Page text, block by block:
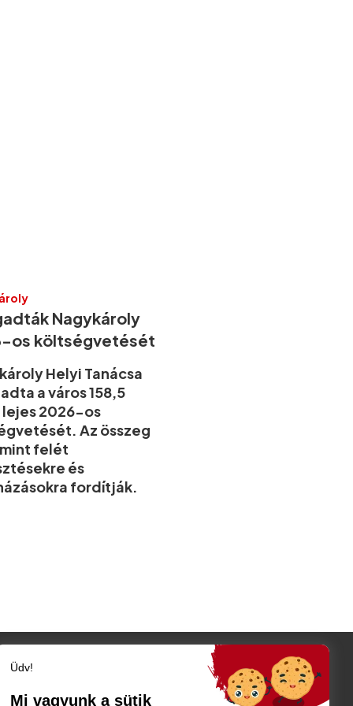
Nagykároly
os költségvetését
Helyi Tanácsa
a város 158,5
2026-os
Az összeg
felét
és
fordítják.
Szatmár megye
Szatmárnémeti
Üdv!
Mi vagyunk a sütik